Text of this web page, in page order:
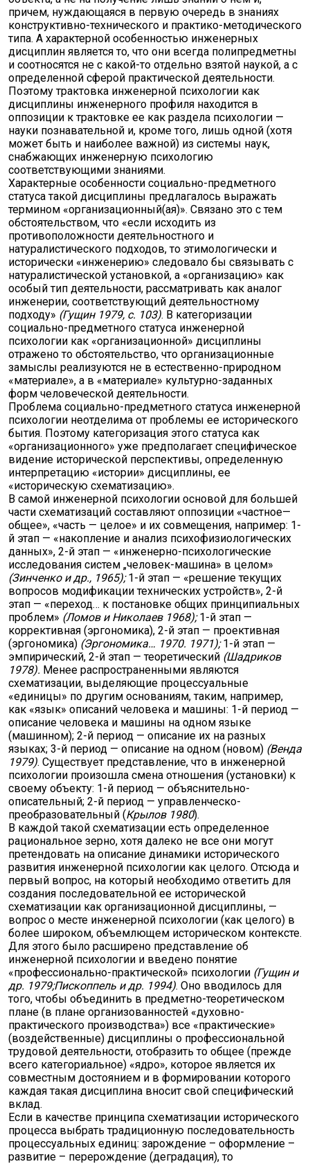
причем, нуждающаяся в первую очередь в знаниях
конструктивно-технического и практико-методического
типа. А характерной особенностью инженерных
дисциплин является то, что они всегда полипредметны
и соотносятся не с какой-то отдельно взятой наукой, а с
определенной сферой практической деятельности.
Поэтому трактовка инженерной психологии как
дисциплины инженерного профиля находится в
оппозиции к трактовке ее как раздела психологии —
науки познавательной и, кроме того, лишь одной (хотя
может быть и наиболее важной) из системы наук,
снабжающих инженерную психологию
соответствующими знаниями.
Характерные особенности социально-предметного
статуса такой дисциплины предлагалось выражать
термином «организационный(ая)». Связано это с тем
обстоятельством, что «если исходить из
противоположности деятельностного и
натуралистического подходов, то этимологически и
исторически «инженерию» следовало бы связывать с
натуралистической установкой, а «организацию» как
особый тип деятельности, рассматривать как аналог
инженерии, соответствующий деятельностному
подходу» (Гущин 1979, с. 103). В категоризации
социально-предметного статуса инженерной
психологии как «организационной» дисциплины
отражено то обстоятельство, что организационные
замыслы реализуются не в естественно-природном
«материале», а в «материале» культурно-заданных
форм человеческой деятельности.
Проблема социально-предметного статуса инженерной
психологии неотделима от проблемы ее исторического
бытия. Поэтому категоризация этого статуса как
«организационного» уже предполагает специфическое
видение исторической перспективы, определенную
интерпретацию «истории» дисциплины, ее
«историческую схематизацию».
В самой инженерной психологии основой для большей
части схематизаций составляют оппозиции «частное—
общее», «часть — целое» и их совмещения, например: 1-
й этап — «накопление и анализ психофизиологических
данных», 2-й этап — «инженерно-психологические
исследования систем „человек-машина» в целом»
(Зинченко и др., 1965);1-й этап — «решение текущих
вопросов модификации технических устройств», 2-й
этап — «переход… к постановке общих принципиальных
проблем» (Ломов и Николаев 1968);1-й этап —
коррективная (эргономика), 2-й этап — проективная
(эргономика) (Эргономика… 1970. 1971);1-й этап —
эмпирический, 2-й этап — теоретический (Шадриков
1978). Менее распространенными являются
схематизации, выделяющие процессуальные
«единицы» по другим основаниям, таким, например,
как «язык» описаний человека и машины: 1-й период —
описание человека и машины на одном языке
(машинном); 2-й период — описание их на разных
языках; 3-й период — описание на одном (новом) (Венда
1979). Существует представление, что в инженерной
психологии произошла смена отношения (установки) к
своему объекту: 1-й период — объяснительно-
описательный; 2-й период — управленческо-
преобразовательный (Крылов 1980).
В каждой такой схематизации есть определенное
рациональное зерно, хотя далеко не все они могут
претендовать на описание динамики исторического
развития инженерной психологии как целого. Отсюда и
первый вопрос, на который необходимо ответить для
создания последовательной ее исторической
схематизации как организационной дисциплины, —
вопрос о месте инженерной психологии (как целого) в
более широком, объемлющем историческом контексте.
Для этого было расширено представление об
инженерной психологии и введено понятие
«профессионально-практической» психологии (Гущин и
др. 1979;Пископпель и др. 1994). Оно вводилось для
того, чтобы объединить в предметно-теоретическом
плане (в плане организованностей «духовно-
практического производства») все «практические»
(воздейственные) дисциплины о профессиональной
трудовой деятельности, отобразить то общее (прежде
всего категориальное) «ядро», которое является их
совместным достоянием и в формировании которого
каждая такая дисциплина вносит свой специфический
вклад.
Если в качестве принципа схематизации исторического
процесса выбрать традиционную последовательность
процессуальных единиц: зарождение – оформление –
развитие – перерождение (деградация), то